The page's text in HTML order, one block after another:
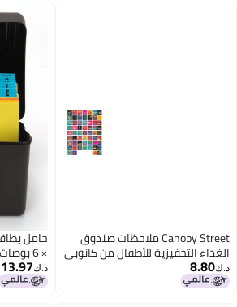
Canopy Street ملاحظات صندوق
الغداء التحفيزية للأطفال من كانوبي
ستريت 35 × 35 مربع
د.ك‏8.80 أسود
د.ك‏13.97